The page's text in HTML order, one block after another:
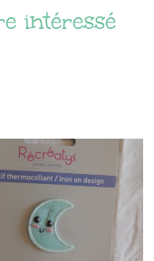
intéressé